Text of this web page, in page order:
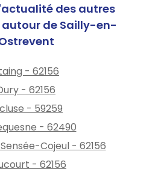
des autres
de Sailly-en-
- 62156
- 62156
- 59259
- 62490
Sensée-Cojeul - 62156
- 62156